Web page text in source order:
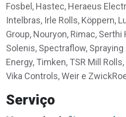
Fosbel, Hastec, Heraeus
Intelbras, Irle Rolls, Köppern,
Group, Nouryon, Rimac,
Solenis, Spectraflow,
Energy, Timken, TSR Mill
Vika Controls, Weir e
Serviço